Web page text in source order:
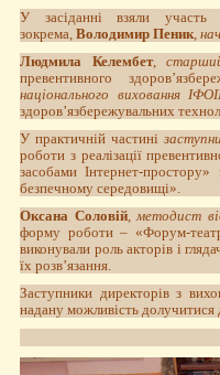
У засіданні взяли участь
зокрема, Володимир Пеник,
Людмила Келембет,
превентивного
національного виховання
здоров’язбережувальних
У практичній частині
роботи з реалізації
засобами Інтернет-
безпечному середовищі».
Оксана Соловій,методист
форму роботи – «Форум-
виконували роль акторів і
їх розв’язання.
Заступники директорів з
надану можливість долучитися